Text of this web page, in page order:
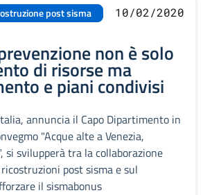
post sisma 10/02/2020
non è solo
di risorse ma
e piani condivisi
annuncia il Capo Dipartimento in
"Acque alte a Venezia,
si svilupperà tra la collaborazione
post sisma e sul
il sismabonus